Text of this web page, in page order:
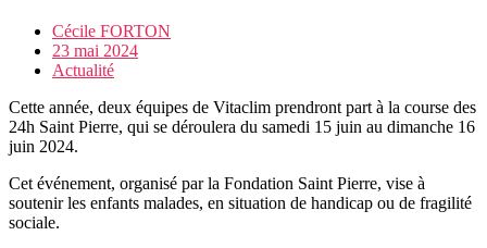
Cécile FORTON
23 mai 2024
Actualité
Cette année, deux équipes de Vitaclim prendront part à la course des
24h Saint Pierre, qui se déroulera du samedi 15 juin au dimanche 16
juin 2024.
Cet événement, organisé par la Fondation Saint Pierre, vise à
soutenir les enfants malades, en situation de handicap ou de fragilité
sociale.